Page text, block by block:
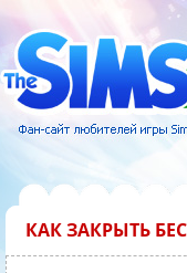
КАК ЗАКРЫТЬ